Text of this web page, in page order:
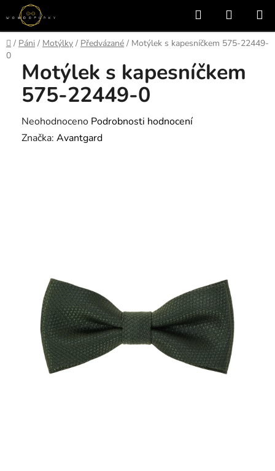
Přejít
na
obsah
Hledat
KOŠÍK
Domů
/ Páni / Motýlky / Předvázané / Motýlek s kapesníčkem 575-22449-
0
Motýlek s kapesníčkem
575-22449-0
Průměrné
hodnocení
Neohodnoceno Podrobnosti hodnocení
Značka: Avantgard